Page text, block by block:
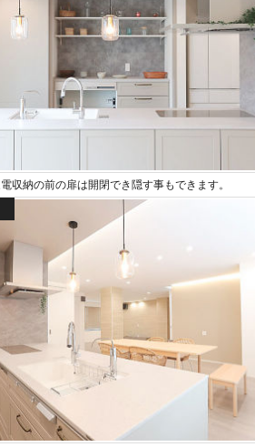
収納の前の扉は開閉でき隠す事もできます。